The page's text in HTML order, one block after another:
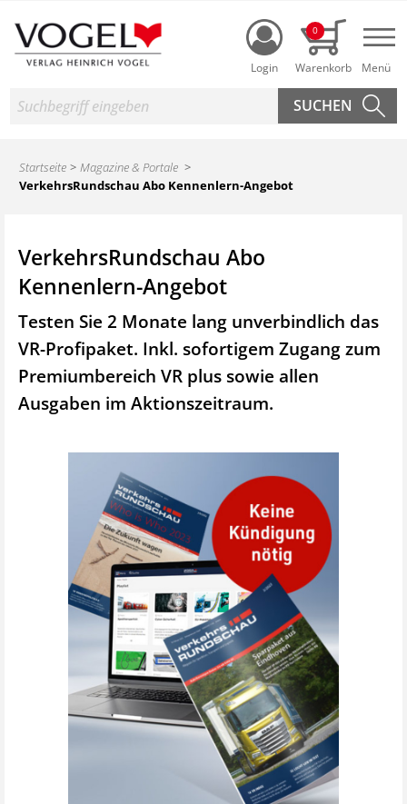
Login
0
Suche
Startseite
Magazine & Portale
VerkehrsRundschau Abo Kennenlern-Angebot
VerkehrsRundschau Abo
Kennenlern-Angebot
Testen Sie 2 Monate lang unverbindlich das
VR-Profipaket. Inkl. sofortigem Zugang zum
Premiumbereich VR plus sowie allen
Ausgaben im Aktionszeitraum.